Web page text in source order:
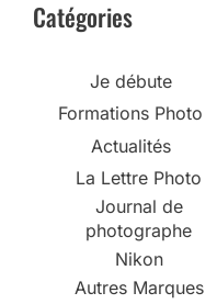
Catégories
Je débute
Formations Photo
Actualités
La Lettre Photo
Journal de
photographe
Nikon
Autres Marques